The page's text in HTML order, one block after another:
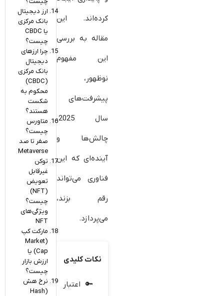
کرده‌اند. این
مقاله به بررسی
این مفهوم
نوظهور،
پیشرفت‌های
سال 2025،
چالش‌ها و
آینده‌ای که این
فناوری می‌تواند
رقم بزند،
می‌پردازد.
نکات کلیدی
اعتبار
ارز دیجیتال
بانک مرکزی
یا CBDC
چیست؟
چرا ارزهای
دیجیتال
بانک مرکزی
(CBDC)
محکوم به
شکست
هستند؟
متاورس
چیست؟
صفر تا صد
Metaverse
توکن‌
غیرقابل
تعویض
(NFT)
چیست؟
ویژگی‌های
NFT
مارکت کپ
(Market
Cap) یا
ارزش بازار
چیست؟
نرخ هش
(Hash